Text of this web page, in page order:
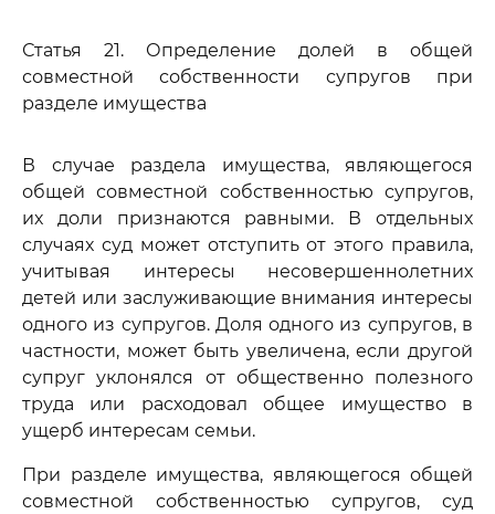
Статья 21. Определение долей в общей
совместной собственности супругов при
разделе имущества
В случае раздела имущества, являющегося
общей совместной собственностью супругов,
их доли признаются равными. В отдельных
случаях суд может отступить от этого правила,
учитывая интересы несовершеннолетних
детей или заслуживающие внимания интересы
одного из супругов. Доля одного из супругов, в
частности, может быть увеличена, если другой
супруг уклонялся от общественно полезного
труда или расходовал общее имущество в
ущерб интересам семьи.
При разделе имущества, являющегося общей
совместной собственностью супругов, суд